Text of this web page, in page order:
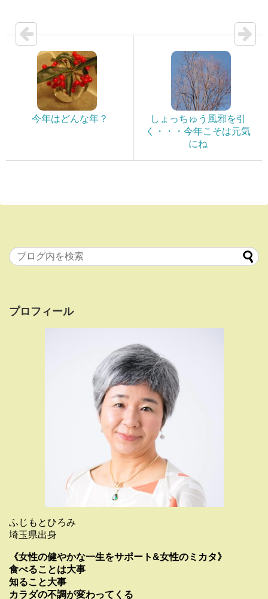
今年はどんな年？
しょっちゅう風邪を引
く・・・今年こそは元気
にね
プロフィール
ふじもとひろみ
埼玉県出身
《女性の健やかな一生をサポート&女性のミカタ》
食べることは大事
知ること大事
カラダの不調が変わってくる